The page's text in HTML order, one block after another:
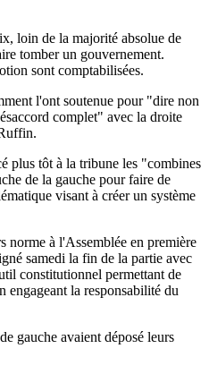
loin de la majorité absolue de
tomber un gouvernement.
sont comptabilisées.
l'ont soutenue pour "dire non
complet" avec la droite
plus tôt à la tribune les "combines
de la gauche pour faire de
visant à créer un système
norme à l'Assemblée en première
samedi la fin de la partie avec
constitutionnel permettant de
engageant la responsabilité du
gauche avaient déposé leurs